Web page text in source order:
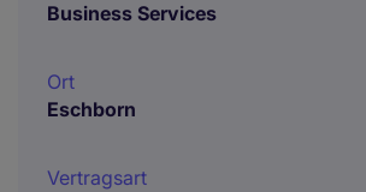
Business Services
Ort
Eschborn
Vertragsart